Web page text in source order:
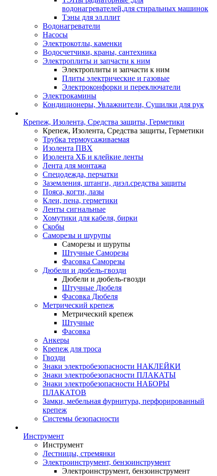
водонагревателей,для стиральных машинок
Тэны для эл.плит
Водонагреватели
Насосы
Электрокотлы, каменки
Водосчетчики, краны, сантехника
Электроплиты и запчасти к ним
Электроплиты и запчасти к ним
Плиты электрические и газовые
Электроконфорки и переключатели
Электрокамины
Кондиционеры, Увлажнители, Сушилки для рук
Крепеж, Изолента, Средства защиты, Герметики
Крепеж, Изолента, Средства защиты, Герметики
Трубка термоусаживаемая
Изолента ПВХ
Изолента ХБ и клейкие ленты
Лента для монтажа
Спецодежда, перчатки
Заземления, штанги, диэл.средства защиты
Пояса, когти, лазы
Клеи, пена, герметики
Ленты сигнальные
Хомутики для кабеля, бирки
Скобы
Саморезы и шурупы
Саморезы и шурупы
Штучные Саморезы
Фасовка Саморезы
Дюбели и дюбель-гвозди
Дюбели и дюбель-гвозди
Штучные Дюбеля
Фасовка Дюбеля
Метрический крепеж
Метрический крепеж
Штучные
Фасовка
Анкеры
Крепеж для троса
Гвозди
Знаки электробезопасности НАКЛЕЙКИ
Знаки электробезопасности ПЛАКАТЫ
Знаки электробезопасности НАБОРЫ
ПЛАКАТОВ
Замки, мебельная фурнитура, перфорированный
крепеж
Системы безопасности
Инструмент
Инструмент
Лестницы, стремянки
Электроинструмент, бензоинструмент
Электроинструмент, бензоинструмент